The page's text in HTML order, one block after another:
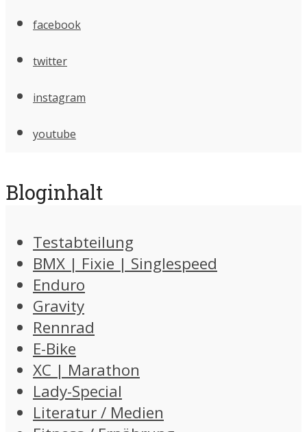
facebook
twitter
instagram
youtube
Bloginhalt
Testabteilung
BMX | Fixie | Singlespeed
Enduro
Gravity
Rennrad
E-Bike
XC | Marathon
Lady-Special
Literatur / Medien